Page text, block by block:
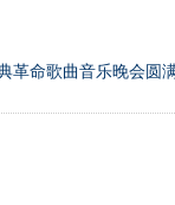
革命歌曲音乐晚会圆